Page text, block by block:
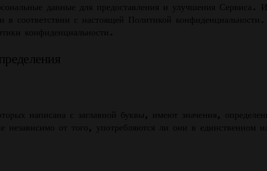
данные для предоставления и улучшения Сервиса.
в соответствии с настоящей Политикой
конфиденциальности.
написана с заглавной буквы, имеют значения,
независимо от того, употребляются ли они в единственном